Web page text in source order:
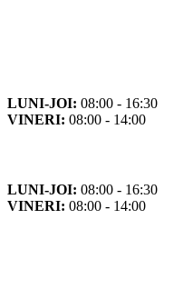
LUNI-JOI: 08:00 - 16:30
VINERI: 08:00 - 14:00
LUNI-JOI: 08:00 - 16:30
VINERI: 08:00 - 14:00